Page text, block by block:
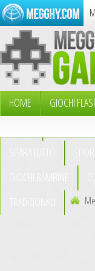
Album
Punto
HOME GIOCHI